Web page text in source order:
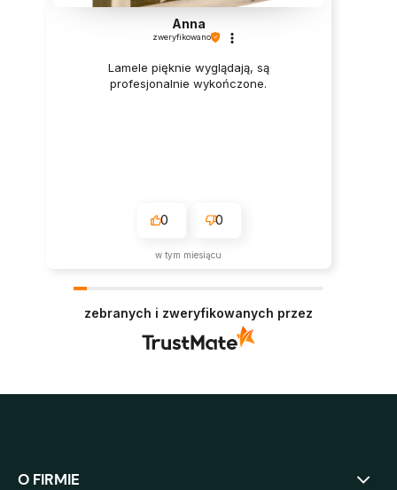
Anna
zweryfikowano
Lamele pięknie wyglądają, są
profesjonalnie wykończone.
0 0
w tym miesiącu
zebranych i zweryfikowanych przez
O FIRMIE